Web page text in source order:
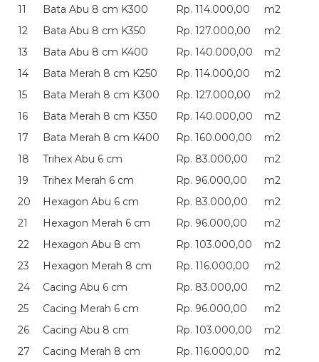
11
Bata Abu 8 cm K300 Rp. 114.000,00
m2
12
Bata Abu 8 cm K350 Rp. 127.000,00
m2
13
Bata Abu 8 cm K400 Rp. 140.000,00
m2
14
Bata Merah 8 cm K250 Rp. 114.000,00
m2
15
Bata Merah 8 cm K300 Rp. 127.000,00
m2
16
Bata Merah 8 cm K350 Rp. 140.000,00
m2
17
Bata Merah 8 cm K400 Rp. 160.000,00
m2
18
Trihex Abu 6 cm Rp. 83.000,00
m2
19
Trihex Merah 6 cm Rp. 96.000,00
m2
20
Hexagon Abu 6 cm Rp. 83.000,00
m2
21
Hexagon Merah 6 cm Rp. 96.000,00
m2
22
Hexagon Abu 8 cm Rp. 103.000,00
m2
23
Hexagon Merah 8 cm Rp. 116.000,00
m2
24
Cacing Abu 6 cm Rp. 83.000,00
m2
25
Cacing Merah 6 cm Rp. 96.000,00
m2
26
Cacing Abu 8 cm Rp. 103.000,00
m2
27
Cacing Merah 8 cm Rp. 116.000,00
m2